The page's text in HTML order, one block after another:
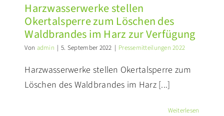
2022
Harzwasserwerke stellen
Okertalsperre zum Löschen des
Waldbrandes im Harz zur Verfügung
Von admin | 5. September 2022 | Pressemitteilungen 2022
Harzwasserwerke stellen Okertalsperre zum
Löschen des Waldbrandes im Harz [...]
Weiterlesen